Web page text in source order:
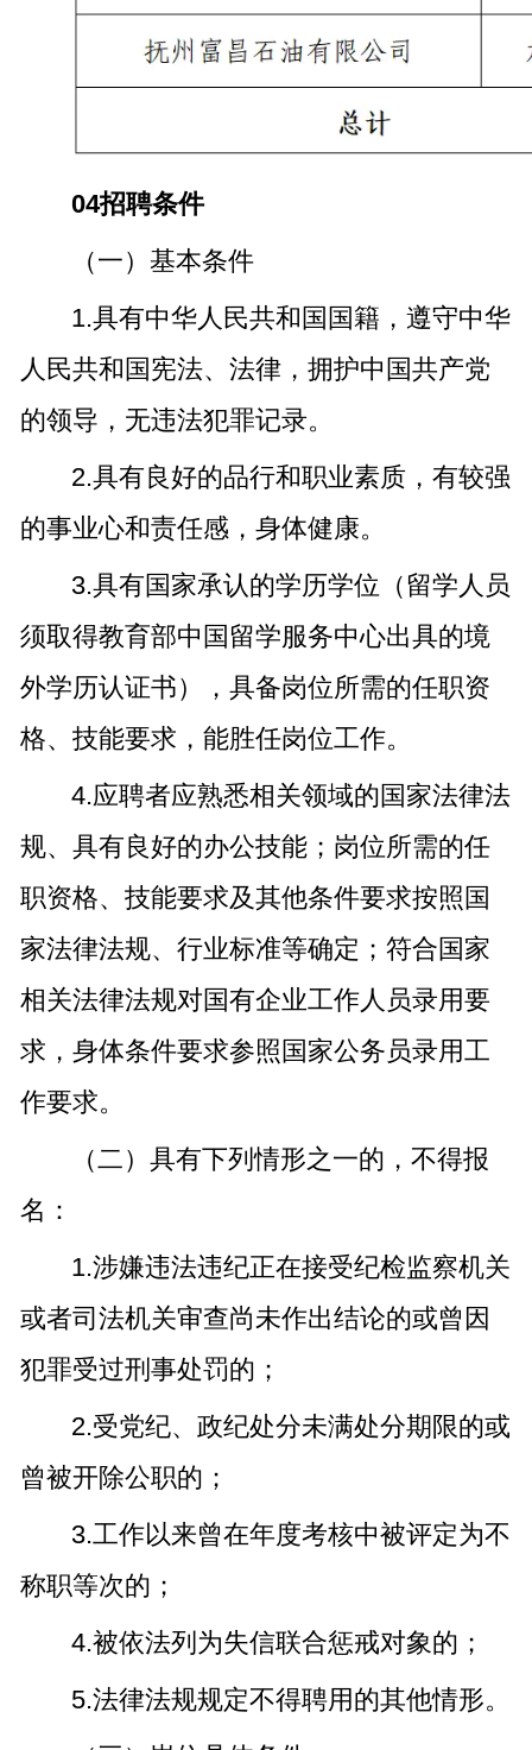
04招聘条件
（一）基本条件
1.具有中华人民共和国国籍，遵守中华
人民共和国宪法、法律，拥护中国共产党
的领导，无违法犯罪记录。
2.具有良好的品行和职业素质，有较强
的事业心和责任感，身体健康。
3.具有国家承认的学历学位（留学人员
须取得教育部中国留学服务中心出具的境
外学历认证书），具备岗位所需的任职资
格、技能要求，能胜任岗位工作。
4.应聘者应熟悉相关领域的国家法律法
规、具有良好的办公技能；岗位所需的任
职资格、技能要求及其他条件要求按照国
家法律法规、行业标准等确定；符合国家
相关法律法规对国有企业工作人员录用要
求，身体条件要求参照国家公务员录用工
作要求。
（二）具有下列情形之一的，不得报
名：
1.涉嫌违法违纪正在接受纪检监察机关
或者司法机关审查尚未作出结论的或曾因
犯罪受过刑事处罚的；
2.受党纪、政纪处分未满处分期限的或
曾被开除公职的；
3.工作以来曾在年度考核中被评定为不
称职等次的；
4.被依法列为失信联合惩戒对象的；
5.法律法规规定不得聘用的其他情形。